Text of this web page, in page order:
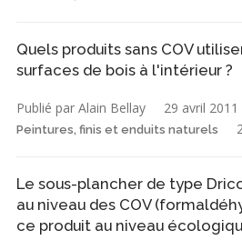
Quels produits sans COV
surfaces de bois à l'intérieur ?
Publié par Alain Bellay 29 avril 2011
Peintures, finis et enduits naturels
Le sous-plancher de type
au niveau des COV
ce produit au niveau